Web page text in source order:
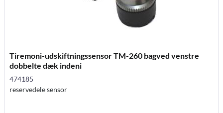
Tiremoni-udskiftningssensor TM-260 bagved venstre
dobbelte dæk indeni
474185
reservedele sensor